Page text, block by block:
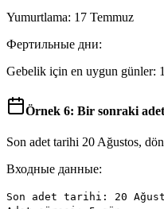
Yumurtlama: 17 Temmuz
Фертильные дни:
Gebelik için en uygun günler:
Örnek 6: Bir sonraki
Son adet tarihi 20 Ağustos,
Входные данные:
Son adet tarihi: 20